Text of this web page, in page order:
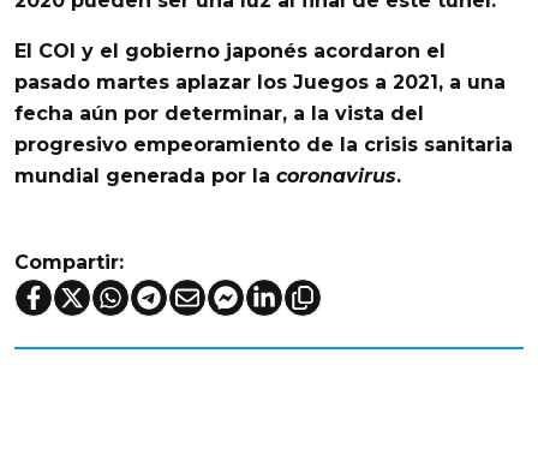
El COI y el gobierno japonés acordaron el
pasado martes aplazar los Juegos a 2021, a una
fecha aún por determinar, a la vista del
progresivo empeoramiento de la crisis sanitaria
mundial generada por la coronavirus.
Compartir: